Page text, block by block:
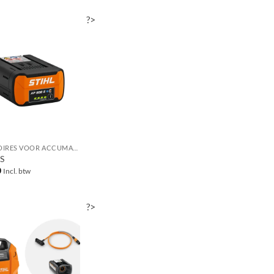
Incl. btw
?>
?>